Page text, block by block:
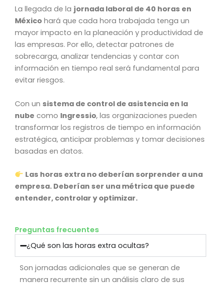
La llegada de la jornada laboral de 40 horas en
México hará que cada hora trabajada tenga un
mayor impacto en la planeación y productividad de
las empresas. Por ello, detectar patrones de
sobrecarga, analizar tendencias y contar con
información en tiempo real será fundamental para
evitar riesgos.
Con un sistema de control de asistencia en la
nube como Ingressio, las organizaciones pueden
transformar los registros de tiempo en información
estratégica, anticipar problemas y tomar decisiones
basadas en datos.
Las horas extra no deberían sorprender a una
empresa. Deberían ser una métrica que puede
entender, controlar y optimizar.
Preguntas frecuentes
¿Qué son las horas extra ocultas?
Son jornadas adicionales que se generan de
manera recurrente sin un análisis claro de sus